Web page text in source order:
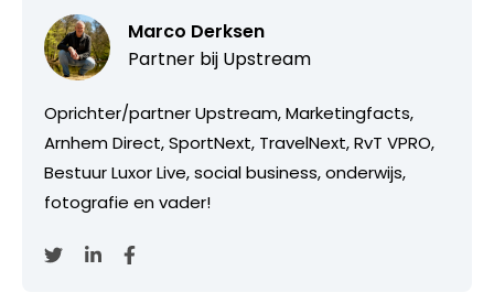
Marco Derksen
Partner bij Upstream
Oprichter/partner Upstream, Marketingfacts,
Arnhem Direct, SportNext, TravelNext, RvT VPRO,
Bestuur Luxor Live, social business, onderwijs,
fotografie en vader!